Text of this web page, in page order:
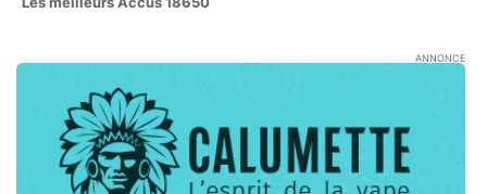
ANNONCE